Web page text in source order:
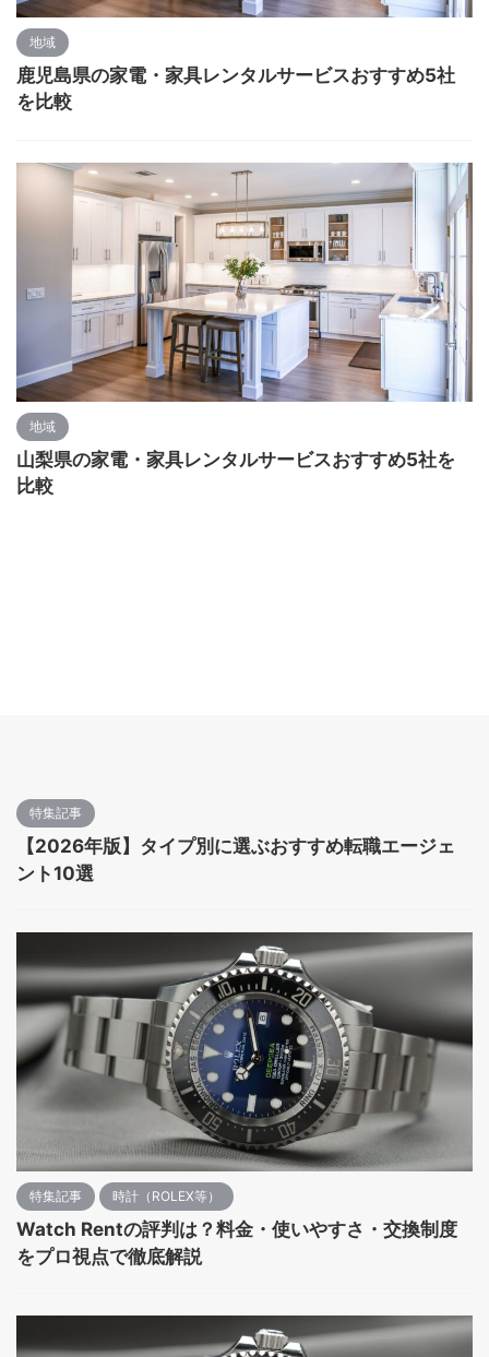
地域
鹿児島県の家電・家具レンタルサービスおすすめ5社
を比較
地域
山梨県の家電・家具レンタルサービスおすすめ5社を
比較
特集記事
【2026年版】タイプ別に選ぶおすすめ転職エージェ
ント10選
特集記事 時計（ROLEX等）
Watch Rentの評判は？料金・使いやすさ・交換制度
をプロ視点で徹底解説